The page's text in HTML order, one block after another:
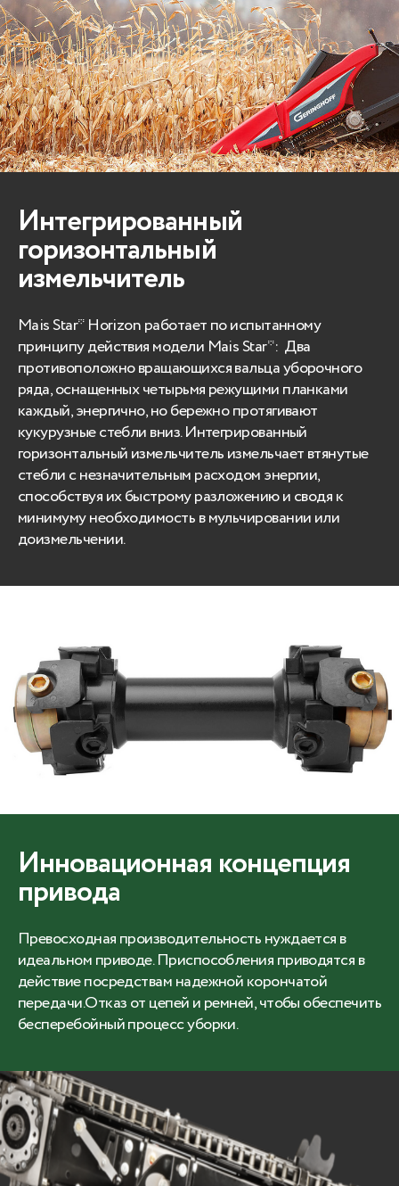
Интегрированный
горизонтальный
измельчитель
Mais Star* Horizon работает по испытанному
принципу действия модели Mais Star*: Два
противоположно вращающихся вальца уборочного
ряда, оснащенных четырьмя режущими планками
каждый, энергично, но бережно протягивают
кукурузные стебли вниз. Интегрированный
горизонтальный измельчитель измельчает втянутые
стебли с незначительным расходом энергии,
способствуя их быстрому разложению и сводя к
минимуму необходимость в мульчировании или
доизмельчении.
Инновационная концепция
привода
Превосходная производительность нуждается в
идеальном приводе. Приспособления приводятся в
действие посредствам надежной корончатой
передачи.Отказ от цепей и ремней, чтобы обеспечить
бесперебойный процесс уборки.